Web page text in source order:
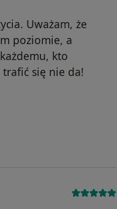
Uważam, że
poziomie, a
kto
się nie da!